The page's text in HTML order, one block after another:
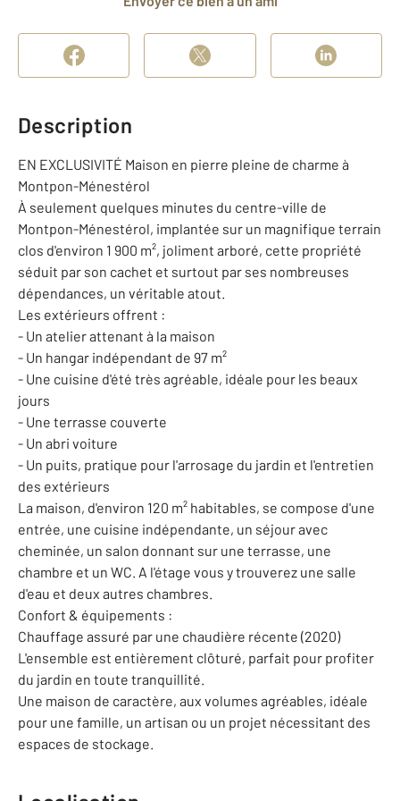
Description
EN EXCLUSIVITÉ Maison en pierre pleine de charme à
Montpon-Ménestérol
À seulement quelques minutes du centre-ville de
Montpon-Ménestérol, implantée sur un magnifique terrain
clos d'environ 1 900 m², joliment arboré, cette propriété
séduit par son cachet et surtout par ses nombreuses
dépendances, un véritable atout.
Les extérieurs offrent :
- Un atelier attenant à la maison
- Un hangar indépendant de 97 m²
- Une cuisine d'été très agréable, idéale pour les beaux
jours
- Une terrasse couverte
- Un abri voiture
- Un puits, pratique pour l'arrosage du jardin et l'entretien
des extérieurs
La maison, d'environ 120 m² habitables, se compose d'une
entrée, une cuisine indépendante, un séjour avec
cheminée, un salon donnant sur une terrasse, une
chambre et un WC. A l'étage vous y trouverez une salle
d'eau et deux autres chambres.
Confort & équipements :
Chauffage assuré par une chaudière récente (2020)
L'ensemble est entièrement clôturé, parfait pour profiter
du jardin en toute tranquillité.
Une maison de caractère, aux volumes agréables, idéale
pour une famille, un artisan ou un projet nécessitant des
espaces de stockage.